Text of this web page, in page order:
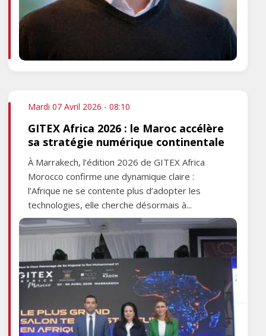
Mardi 07 Avril 2026 - 08:10
GITEX Africa 2026 : le Maroc accélère
sa stratégie numérique continentale
À Marrakech, l’édition 2026 de GITEX Africa
Morocco confirme une dynamique claire :
l’Afrique ne se contente plus d’adopter les
technologies, elle cherche désormais à...